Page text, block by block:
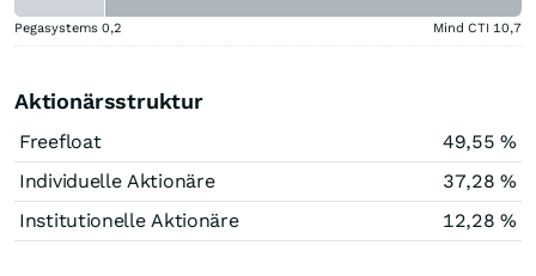
Pegasystems 0,2 Mind CTI 10,7
Aktionärsstruktur
Freefloat
49,55 %
Individuelle Aktionäre
37,28 %
Institutionelle Aktionäre
12,28 %